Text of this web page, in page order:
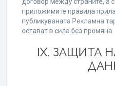
приложимите правила
публикуваната Рекламна
остават в сила без промяна.
IХ. ЗАЩИТА